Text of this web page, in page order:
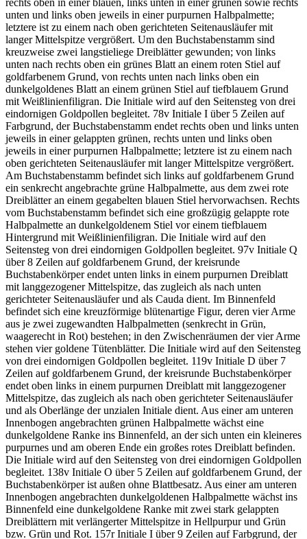
rechts oben in einer blauen, links unten in einer grünen sowie rechts
unten und links oben jeweils in einer purpurnen Halbpalmette;
letztere ist zu einem nach oben gerichteten Seitenausläufer mit
langer Mittelspitze vergrößert. Um den Buchstabenstamm sind
kreuzweise zwei langstieliege Dreiblätter gewunden; von links
unten nach rechts oben ein grünes Blatt an einem roten Stiel auf
goldfarbenem Grund, von rechts unten nach links oben ein
dunkelgoldenes Blatt an einem grünen Stiel auf tiefblauem Grund
mit Weißlinienfiligran. Die Initiale wird auf den Seitensteg von drei
eindornigen Goldpollen begleitet. 78v Initiale I über 5 Zeilen auf
Farbgrund, der Buchstabenstamm endet rechts oben und links unten
jeweils in einer gelappten grünen, rechts unten und links oben
jeweils in einer purpurnen Halbpalmette; letztere ist zu einem nach
oben gerichteten Seitenausläufer mit langer Mittelspitze vergrößert.
Am Buchstabenstamm befindet sich links auf goldfarbenem Grund
ein senkrecht angebrachte grüne Halbpalmette, aus dem zwei rote
Dreiblätter an einem gegabelten blauen Stiel hervorwachsen. Rechts
vom Buchstabenstamm befindet sich eine großzügig gelappte rote
Halbpalmette an dunkelgoldenem Stiel vor einem tiefblauem
Hintergrund mit Weißlinienfiligran. Die Initiale wird auf den
Seitensteg von drei eindornigen Goldpollen begleitet. 97v Initiale Q
über 8 Zeilen auf goldfarbenem Grund, der kreisrunde
Buchstabenkörper endet unten links in einem purpurnen Dreiblatt
mit langgezogener Mittelspitze, das zugleich als nach unten
gerichteter Seitenausläufer und als Cauda dient. Im Binnenfeld
befindet sich eine kreuzförmige blütenartige Figur, deren vier Arme
aus je zwei zugewandten Halbpalmetten (senkrecht in Grün,
waagerecht in Rot) bestehen; in den Zwischenräumen der vier Arme
stehen vier goldene Tütenblätter. Die Initiale wird auf den Seitensteg
von drei eindornigen Goldpollen begleitet. 119v Initiale D über 7
Zeilen auf goldfarbenem Grund, der kreisrunde Buchstabenkörper
endet oben links in einem purpurnen Dreiblatt mit langgezogener
Mittelspitze, das zugleich als nach oben gerichteter Seitenausläufer
und als Oberlänge der unzialen Initiale dient. Aus einer am unteren
Innenbogen angebrachten grünen Halbpalmette wächst eine
dunkelgoldene Ranke ins Binnenfeld, an der sich unten ein kleineres
purpurnes und am oberen Ende ein großes rotes Dreiblatt befinden.
Die Initiale wird auf den Seitensteg von drei eindornigen Goldpollen
begleitet. 138v Initiale O über 5 Zeilen auf goldfarbenem Grund, der
Buchstabenkörper ist außen ohne Blattbesatz. Aus einer am unteren
Innenbogen angebrachten dunkelgoldenen Halbpalmette wächst ins
Binnenfeld eine dunkelgoldene Ranke mit zwei stark gelappten
Dreiblättern mit verlängerter Mittelspitze in Hellpurpur und Grün
bzw. Grün und Rot. 157r Initiale I über 9 Zeilen auf Farbgrund, der